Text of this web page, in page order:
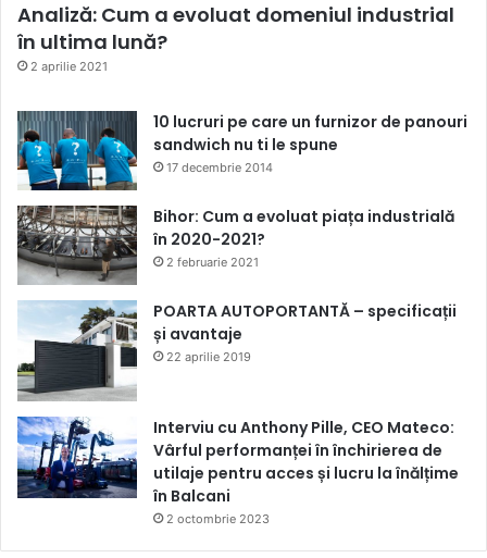
Analiză: Cum a evoluat domeniul industrial
în ultima lună?
2 aprilie 2021
10 lucruri pe care un furnizor de panouri
sandwich nu ti le spune
17 decembrie 2014
Bihor: Cum a evoluat piața industrială
în 2020-2021?
2 februarie 2021
POARTA AUTOPORTANTĂ – specificații
și avantaje
22 aprilie 2019
Interviu cu Anthony Pille, CEO Mateco:
Vârful performanței în închirierea de
utilaje pentru acces și lucru la înălțime
în Balcani
2 octombrie 2023